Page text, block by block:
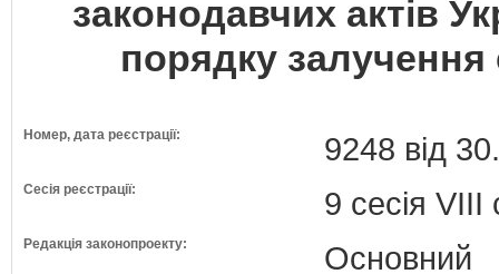
законодавчих актів
порядку залучення
Номер, дата реєстрації: 9248 від
Сесія реєстрації: 9 сесія VIII
Редакція законопроекту: Основний